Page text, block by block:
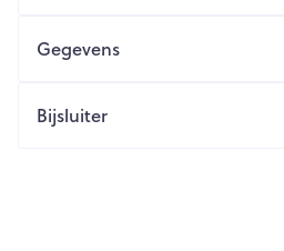
Gegevens
Bijsluiter